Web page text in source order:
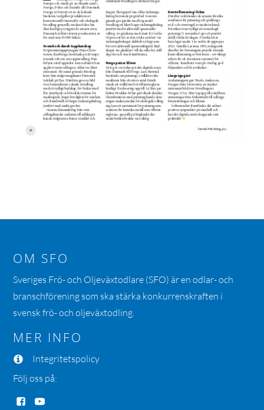
OM SFO
Sveriges Frö- och Oljeväxtodlare (SFO) är en odlar- och
branschförening som ska stärka konkurrenskraften i
svensk frö- och oljeväxtodling.
MER INFO
Integritetspolicy
Följ oss på: